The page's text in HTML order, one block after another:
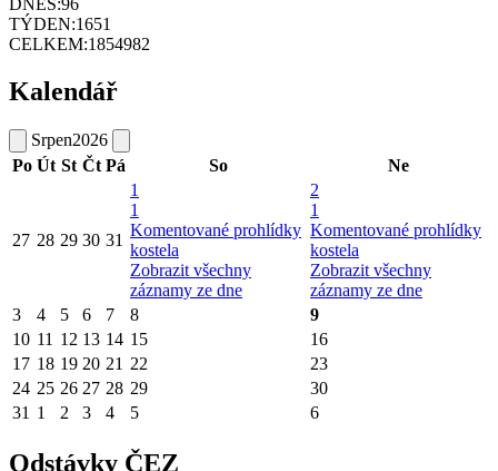
DNES:96
TÝDEN:1651
CELKEM:1854982
Kalendář
Srpen2026
Po Út St Čt Pá So Ne
27 28 29 30 31
1
1
Komentované prohlídky
kostela
Zobrazit všechny
záznamy ze dne
2
1
Komentované prohlídky
kostela
Zobrazit všechny
záznamy ze dne
3
4 5 6 7 8
9
10 11 12 13 14 15
16
17 18 19 20 21 22
23
24 25 26 27 28 29
30
31 1 2 3 4 5 6
Odstávky ČEZ